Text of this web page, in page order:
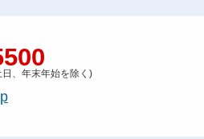
、年末年始を除く)